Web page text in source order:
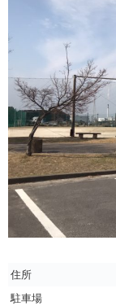
住所
駐車場